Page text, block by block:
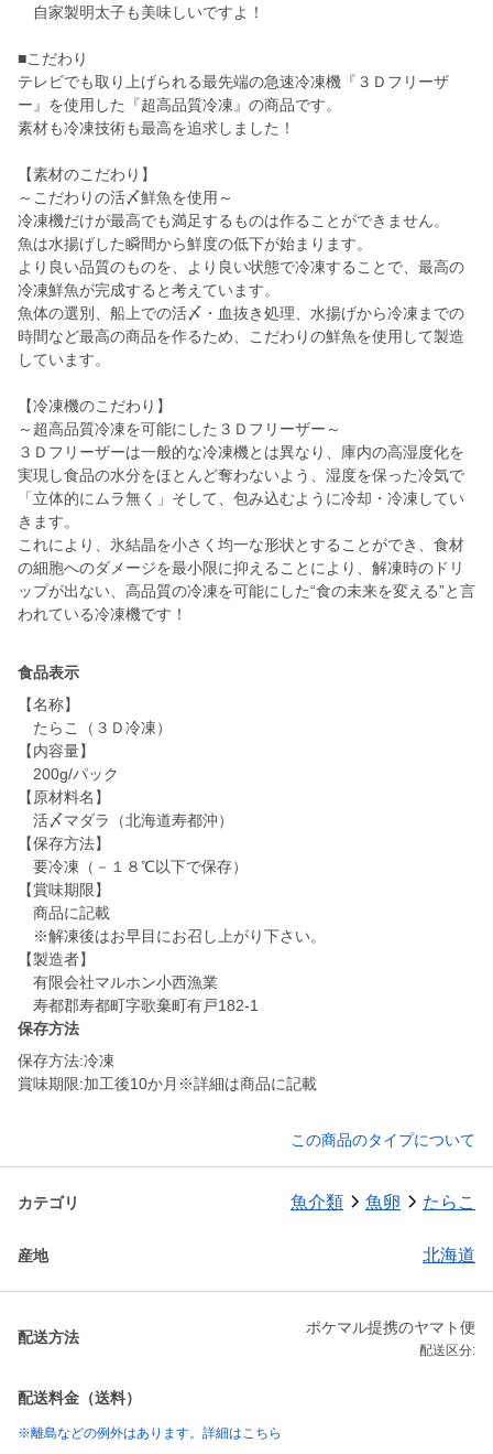
自家製明太子も美味しいですよ！
■こだわり
テレビでも取り上げられる最先端の急速冷凍機『３Ｄフリーザ
ー』を使用した『超高品質冷凍』の商品です。
素材も冷凍技術も最高を追求しました！
【素材のこだわり】
～こだわりの活〆鮮魚を使用～
冷凍機だけが最高でも満足するものは作ることができません。
魚は水揚げした瞬間から鮮度の低下が始まります。
より良い品質のものを、より良い状態で冷凍することで、最高の
冷凍鮮魚が完成すると考えています。
魚体の選別、船上での活〆・血抜き処理、水揚げから冷凍までの
時間など最高の商品を作るため、こだわりの鮮魚を使用して製造
しています。
【冷凍機のこだわり】
～超高品質冷凍を可能にした３Ｄフリーザー～
３Ｄフリーザーは一般的な冷凍機とは異なり、庫内の高湿度化を
実現し食品の水分をほとんど奪わないよう、湿度を保った冷気で
「立体的にムラ無く」そして、包み込むように冷却・冷凍してい
きます。
これにより、氷結晶を小さく均一な形状とすることができ、食材
の細胞へのダメージを最小限に抑えることにより、解凍時のドリ
ップが出ない、高品質の冷凍を可能にした“食の未来を変える”と言
われている冷凍機です！
食品表示
【名称】
たらこ（３Ｄ冷凍）
【内容量】
200g/パック
【原材料名】
活〆マダラ（北海道寿都沖）
【保存方法】
要冷凍（－１８℃以下で保存）
【賞味期限】
商品に記載
※解凍後はお早目にお召し上がり下さい。
【製造者】
有限会社マルホン小西漁業
寿都郡寿都町字歌棄町有戸182-1
保存方法
保存方法:冷凍
賞味期限:加工後10か月※詳細は商品に記載
この商品のタイプについて
カテゴリ 魚介類 魚卵 たらこ
産地 北海道
配送方法
ポケマル提携のヤマト便
配送区分:
配送料金（送料）
※離島などの例外はあります。詳細はこちら